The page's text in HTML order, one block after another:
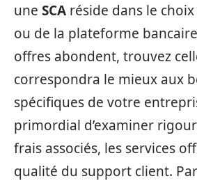
une SCA réside dans le
ou de la plateforme
offres abondent, trouvez
correspondra le mieux aux
spécifiques de votre
primordial d’examiner
frais associés, les services
qualité du support client.